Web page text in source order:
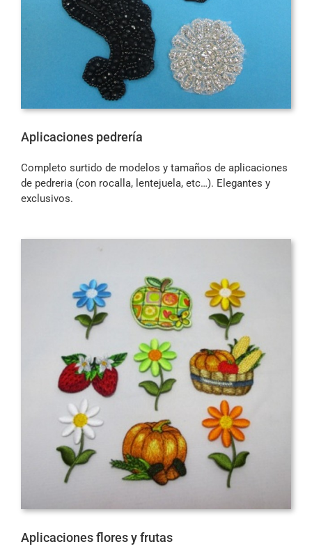
Aplicaciones pedrería
Completo surtido de modelos y tamaños de aplicaciones
de pedreria (con rocalla, lentejuela, etc…). Elegantes y
exclusivos.
Aplicaciones flores y frutas